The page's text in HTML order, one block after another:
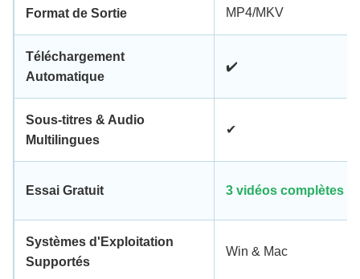
Format de Sortie MP4/MKV
Téléchargement
Automatique
✔️
Sous-titres & Audio
Multilingues
✔️
Essai Gratuit 3 vidéos complètes
Systèmes d'Exploitation
Supportés
Win & Mac